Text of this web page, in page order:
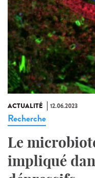
ACTUALITÉ 12.06.2023
Recherche
Le
impliqué